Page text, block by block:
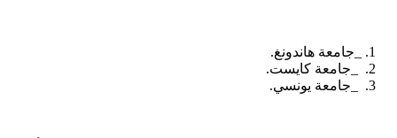
_جامعة هاندونغ.
_جامعة كايست.
_جامعة يونسي.